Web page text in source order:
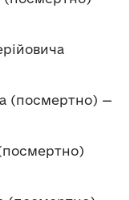
(посмертно) —